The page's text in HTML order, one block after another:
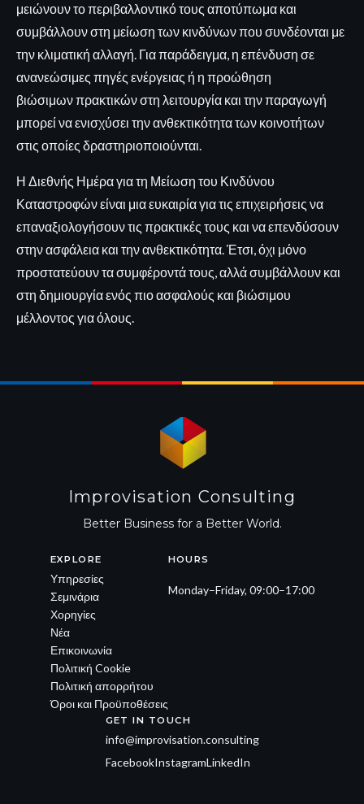
μειώνουν το περιβαλλοντικό τους αποτύπωμα και
συμβάλλουν στη μείωση των κινδύνων που συνδέονται με
την κλιματική αλλαγή. Για παράδειγμα, η επένδυση σε
ανανεώσιμες πηγές ενέργειας ή η προώθηση
βιώσιμων πρακτικών στη λειτουργία και την παραγωγή
μπορεί να ενισχύσει την ανθεκτικότητα των κοινοτήτων
στις οποίες δραστηριοποιούνται.
Η Διεθνής Ημέρα για τη Μείωση του Κινδύνου
Καταστροφών είναι μια ευκαιρία για τις επιχειρήσεις να
επαναξιολογήσουν τις πρακτικές τους και να επενδύσουν
στην ασφάλεια και την ανθεκτικότητα. Έτσι, όχι μόνο
προστατεύουν τα συμφέροντά τους, αλλά συμβάλλουν και
στη δημιουργία ενός πιο ασφαλούς και βιώσιμου
μέλλοντος για όλους.
Improvisation Consulting
Better Business for a Better World.
EXPLORE
Υπηρεσίες
Σεμινάρια
Χορηγίες
Νέα
Επικοινωνία
Πολιτική Cookie
Πολιτική απορρήτου
Όροι και Προϋποθέσεις
HOURS
Monday–Friday, 09:00–17:00
GET IN TOUCH
info@improvisation.consulting
FacebookInstagramLinkedIn